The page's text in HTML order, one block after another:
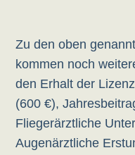
Zu den oben
kommen noch
den Erhalt der
(600 €),
Fliegerärztliche
Augenärztliche